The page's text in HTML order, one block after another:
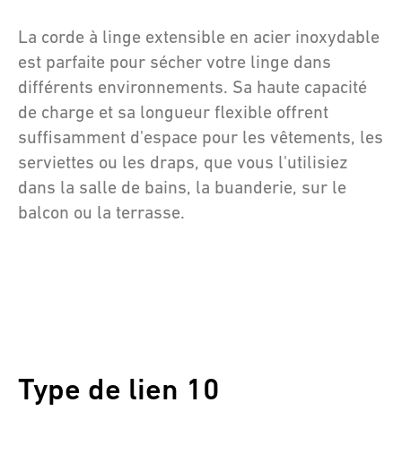
La corde à linge extensible en acier inoxydable
est parfaite pour sécher votre linge dans
différents environnements. Sa haute capacité
de charge et sa longueur flexible offrent
suffisamment d'espace pour les vêtements, les
serviettes ou les draps, que vous l'utilisiez
dans la salle de bains, la buanderie, sur le
balcon ou la terrasse.
Type de lien 10